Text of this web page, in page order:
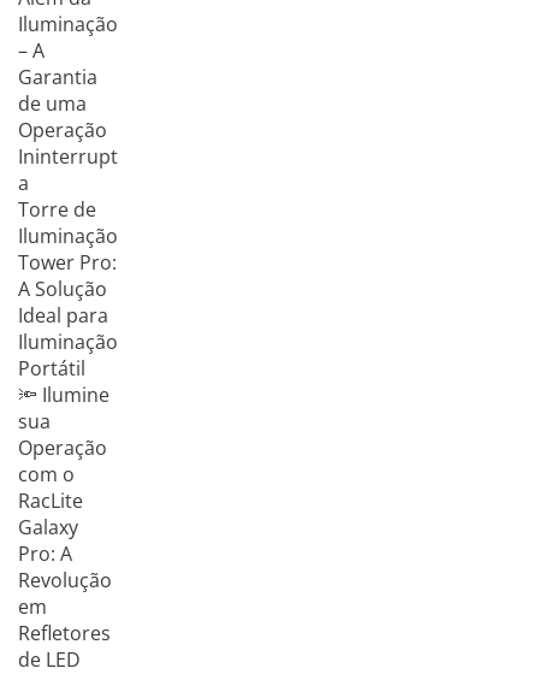
Iluminação
– A
Garantia
de uma
Operação
Ininterrupt
a
Torre de
Iluminação
Tower Pro:
A Solução
Ideal para
Iluminação
Portátil
🔦 Ilumine
sua
Operação
com o
RacLite
Galaxy
Pro: A
Revolução
em
Refletores
de LED